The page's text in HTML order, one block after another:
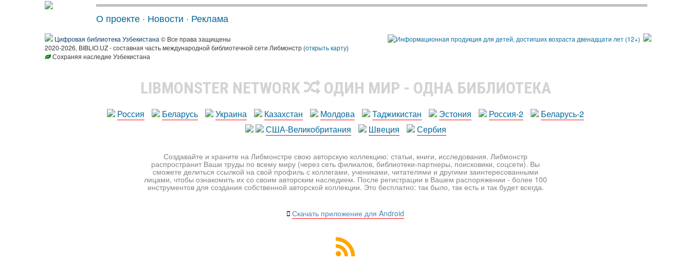
О проекте · Новости · Реклама
Цифровая библиотека Узбекистана © Все права защищены
2020-2026, BIBLIO.UZ - составная часть международной библиотечной сети Либмонстр (открыть карту)
Сохраняя наследие Узбекистана
LIBMONSTER NETWORK ОДИН МИР - ОДНА БИБЛИОТЕКА
Россия Беларусь Украина Казахстан Молдова Таджикистан Эстония Россия-2
Беларусь-2
США-Великобритания
Швеция Сербия
Создавайте и храните на Либмонстре свою авторскую коллекцию: статьи, книги, исследования. Либмонстр
распространит Ваши труды по всему миру (через сеть филиалов, библиотеки-партнеры, поисковики, соцсети). Вы
сможете делиться ссылкой на свой профиль с коллегами, учениками, читателями и другими заинтересованными
лицами, чтобы ознакомить их со своим авторским наследием. После регистрации в Вашем распоряжении - более 100
инструментов для создания собственной авторской коллекции. Это бесплатно: так было, так есть и так будет всегда.
Скачать приложение для Android